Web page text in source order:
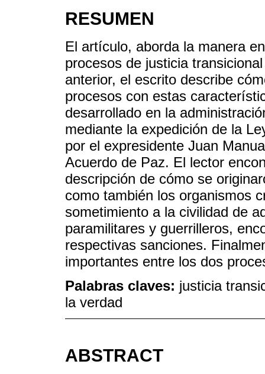
RESUMEN
El artículo, aborda la manera
procesos de justicia
anterior, el escrito describe
procesos con estas
desarrollado en la
mediante la expedición de la
por el expresidente Juan
Acuerdo de Paz. El lector
descripción de cómo se
como también los organismos
sometimiento a la civilidad de
paramilitares y guerrilleros,
respectivas sanciones.
importantes entre los dos
Palabras claves: justicia
la verdad
ABSTRACT